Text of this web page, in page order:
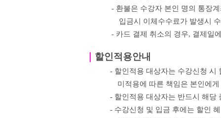
- 환불은 수강자 본인 명의 통장
입금시 이체수수료가 발생시
- 카드 결제 취소의 경우, 결제일
할인적용안내
- 할인적용 대상자는 수강신청 시
미적용에 따른 책임은 본인에
- 할인적용 대상자는 반드시 해당
- 수강신청 및 입금 후에는 할인